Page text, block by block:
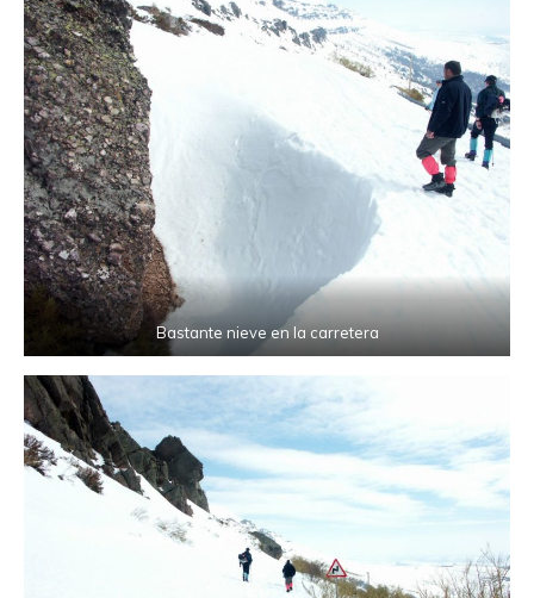
Bastante nieve en la carretera